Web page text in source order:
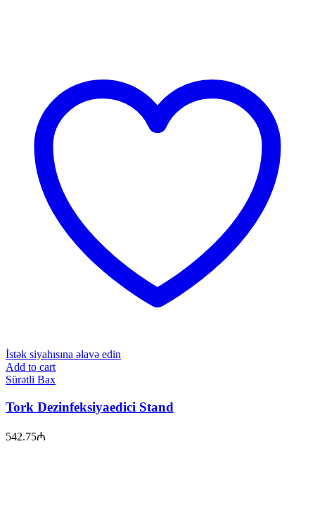
İstək siyahısına əlavə edin
Add to cart
Sürətli Bax
Tork Dezinfeksiyaedici Stand
542.75₼